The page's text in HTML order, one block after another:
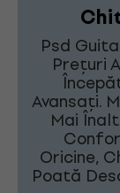
Psd
Prețuri
Avansați.
Mai
Oricine,
Poată